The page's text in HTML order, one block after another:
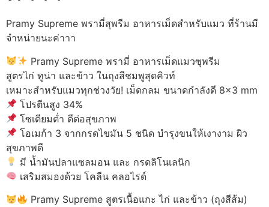
Pramy Supreme พรามี่สุพรีม อาหารเม็ดสำหรับแมว ที่ร้านมี
จำหน่ายนะค่าาา
Pramy Supreme พรามี่ อาหารเม็ดแมวซุพรีม
สูตรไก่ ทูน่า และข้าว ในถุงสีชมพูสุดคิวท์
เหมาะสำหรับแมวทุกช่วงวัย! เม็ดกลม ขนาดกำลังดี 8×3 mm
โปรตีนสูง 34%
โซเดียมต่ำ ดีต่อสุขภาพ
โอเมก้า 3 จากกรดไขมัน 5 ชนิด บำรุงขนให้เงางาม ผิว
สุขภาพดี
มี น้ำมันปลาแซลมอน และ กรดลิโนเลนิก
เสริมสมองด้วย โคลีน คลอไรด์
Pramy Supreme สูตรเนื้อแกะ ไก่ และข้าว (ถุงสีส้ม)